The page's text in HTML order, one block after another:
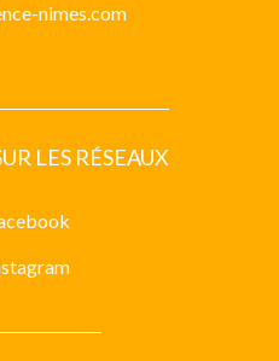
nimes.com
LES RÉSEAUX